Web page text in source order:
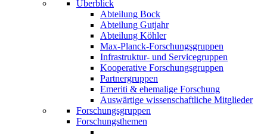
Überblick
Abteilung Bock
Abteilung Gutjahr
Abteilung Köhler
Max-Planck-Forschungsgruppen
Infrastruktur- und Servicegruppen
Kooperative Forschungsgruppen
Partnergruppen
Emeriti & ehemalige Forschung
Auswärtige wissenschaftliche Mitglieder
Forschungsgruppen
Forschungsthemen